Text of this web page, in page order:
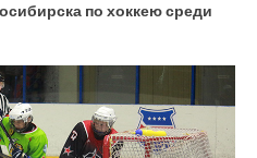
по хоккею среди